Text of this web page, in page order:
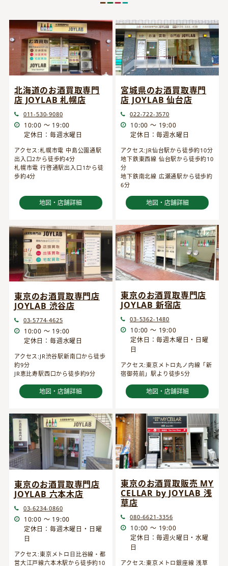
北海道のお酒買取専門
店 JOYLAB 札幌店
011-530-9080
10:00 ～ 19:00
定休日：毎週水曜日
アクセス:札幌市電 中島公園通駅
出入口2から徒歩約4分
札幌市電 行啓通駅出入口1から徒
歩約4分
地図・店舗詳細
宮城県のお酒買取専門
店 JOYLAB 仙台店
022-722-3570
10:00 ～ 19:00
定休日：毎週水曜日
アクセス:JR仙台駅から徒歩約10分
地下鉄東西線 仙台駅から徒歩約10
分
地下鉄南北線 広瀬通駅から徒歩約
6分
地図・店舗詳細
東京のお酒買取専門店
JOYLAB 渋谷店
03-5774-4625
10:00 ～ 19:00
定休日：毎週水曜日
アクセス:JR渋谷駅新南口から徒歩
約9分
JR恵比寿駅西口から徒歩約9分
地図・店舗詳細
東京のお酒買取専門店
JOYLAB 新宿店
03-5362-1480
10:00 ～ 19:00
定休日：毎週木曜日・日曜
日
アクセス:東京メトロ丸ノ内線「新
宿御苑前」駅より徒歩5分
地図・店舗詳細
東京のお酒買取専門店
JOYLAB 六本木店
03-6234-0860
10:00 ～ 19:00
定休日：毎週木曜日・日曜
日
アクセス:東京メトロ日比谷線・都
営大江戸線六本木駅から徒歩約10
東京のお酒買取販売 MY
CELLAR by JOYLAB 浅
草店
080-6621-3356
10:00 ～ 19:00
定休日：毎週火曜日・水曜
日
アクセス:東京メトロ銀座線 浅草